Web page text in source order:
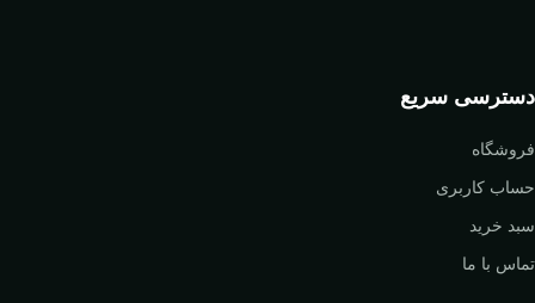
دسترسی سریع
فروشگاه
حساب کاربری
سبد خرید
تماس با ما